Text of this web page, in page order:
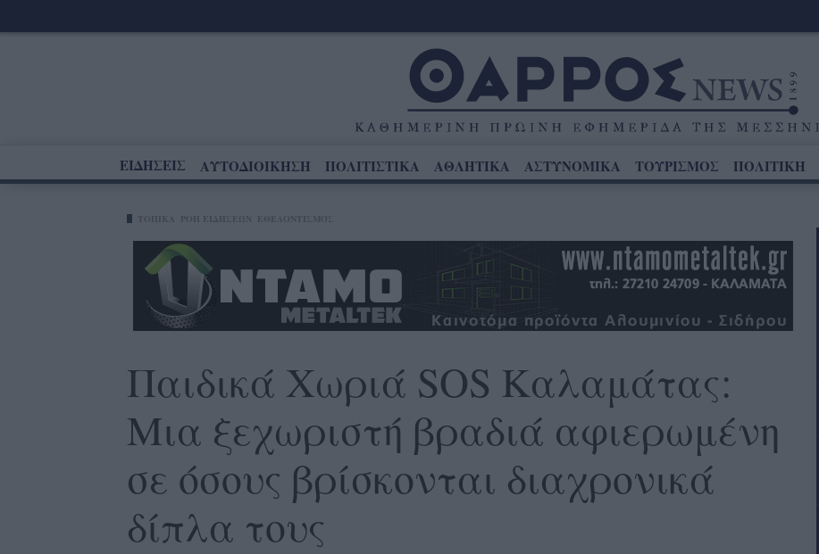
ΕΙΔΗΣΕΙΣ ΑΥΤΟΔΙΟΙΚΗΣΗ ΠΟΛΙΤΙΣΤΙΚΑ ΑΘΛΗΤΙΚΑ ΑΣΤΥΝΟΜΙΚΑ ΤΟΥΡΙΣΜΟΣ ΠΟΛΙΤΙΚΗ
Παιδικά Χωριά SOS Καλαμάτας:
Μια ξεχωριστή βραδιά αφιερωμένη
σε όσους βρίσκονται διαχρονικά
δίπλα τους